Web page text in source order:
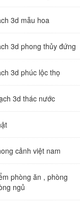
3d mẫu hoa
3d phong thủy đứng
3d phúc lộc thọ
3d thác nước
cảnh việt nam
phòng ăn , phòng
ngủ